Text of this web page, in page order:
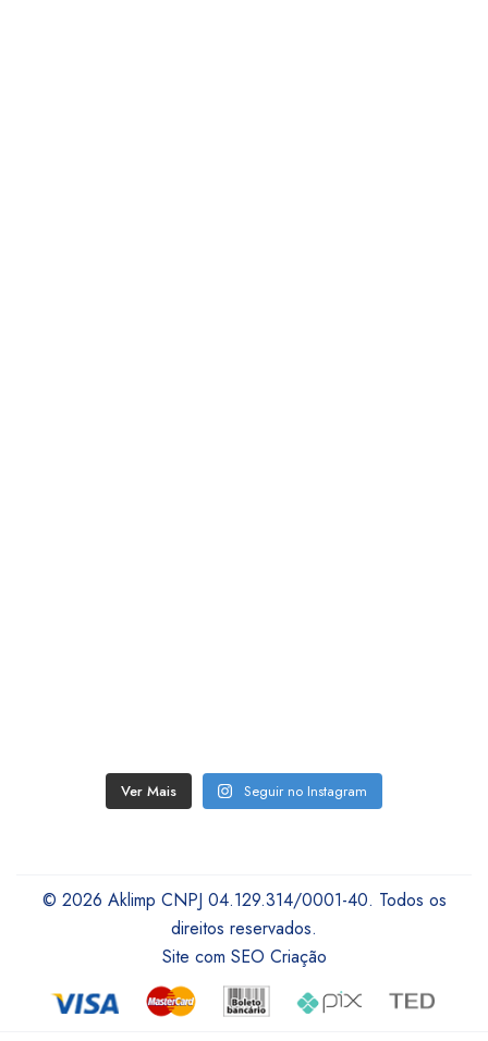
Ver Mais Seguir no Instagram
© 2026 Aklimp CNPJ 04.129.314/0001-40. Todos os
direitos reservados.
Site com SEO Criação